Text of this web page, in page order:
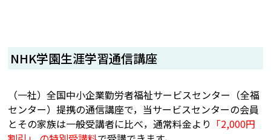
NHK学園生涯学習通信講座
（一社）全国中小企業勤労者福祉サービスセンター（全福
センター）提携の通信講座で，当サービスセンターの会員
とその家族は一般受講者に比べ，通常料金より 「2,000円